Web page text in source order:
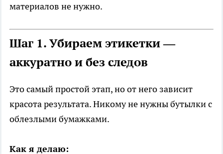
материалов не нужно.
Шаг 1. Убираем этикетки —
аккуратно и без следов
Это самый простой этап, но от него зависит
красота результата. Никому не нужны бутылки с
облезлыми бумажками.
Как я делаю: